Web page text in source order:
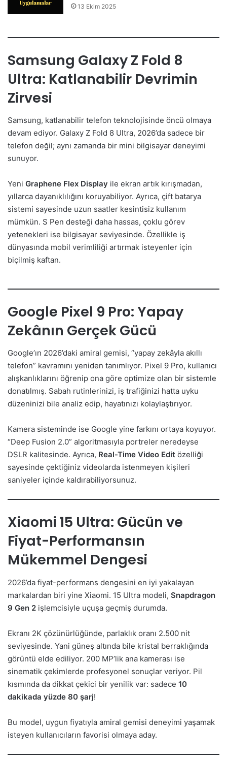
13 Ekim 2025
Samsung Galaxy Z Fold 8
Ultra: Katlanabilir Devrimin
Zirvesi
Samsung, katlanabilir telefon teknolojisinde öncü olmaya
devam ediyor. Galaxy Z Fold 8 Ultra, 2026’da sadece bir
telefon değil; aynı zamanda bir mini bilgisayar deneyimi
sunuyor.
Yeni Graphene Flex Display ile ekran artık kırışmadan,
yıllarca dayanıklılığını koruyabiliyor. Ayrıca, çift batarya
sistemi sayesinde uzun saatler kesintisiz kullanım
mümkün. S Pen desteği daha hassas, çoklu görev
yetenekleri ise bilgisayar seviyesinde. Özellikle iş
dünyasında mobil verimliliği artırmak isteyenler için
biçilmiş kaftan.
Google Pixel 9 Pro: Yapay
Zekânın Gerçek Gücü
Google’ın 2026’daki amiral gemisi, “yapay zekâyla akıllı
telefon” kavramını yeniden tanımlıyor. Pixel 9 Pro, kullanıcı
alışkanlıklarını öğrenip ona göre optimize olan bir sistemle
donatılmış. Sabah rutinlerinizi, iş trafiğinizi hatta uyku
düzeninizi bile analiz edip, hayatınızı kolaylaştırıyor.
Kamera sisteminde ise Google yine farkını ortaya koyuyor.
“Deep Fusion 2.0” algoritmasıyla portreler neredeyse
DSLR kalitesinde. Ayrıca, Real-Time Video Edit özelliği
sayesinde çektiğiniz videolarda istenmeyen kişileri
saniyeler içinde kaldırabiliyorsunuz.
Xiaomi 15 Ultra: Gücün ve
Fiyat-Performansın
Mükemmel Dengesi
2026’da fiyat-performans dengesini en iyi yakalayan
markalardan biri yine Xiaomi. 15 Ultra modeli, Snapdragon
9 Gen 2 işlemcisiyle uçuşa geçmiş durumda.
Ekranı 2K çözünürlüğünde, parlaklık oranı 2.500 nit
seviyesinde. Yani güneş altında bile kristal berraklığında
görüntü elde ediliyor. 200 MP’lik ana kamerası ise
sinematik çekimlerde profesyonel sonuçlar veriyor. Pil
kısmında da dikkat çekici bir yenilik var: sadece 10
dakikada yüzde 80 şarj!
Bu model, uygun fiyatıyla amiral gemisi deneyimi yaşamak
isteyen kullanıcıların favorisi olmaya aday.